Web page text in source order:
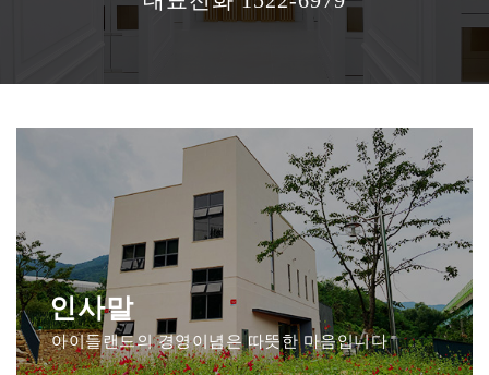
인사말
아이들랜드의 경영이념은 따뜻한 마음입니다